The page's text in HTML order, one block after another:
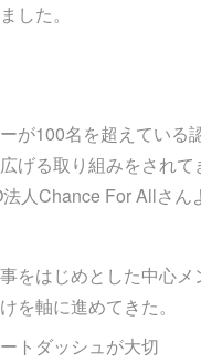
した。
が100名を超えてい
げる取り組みをされ
人Chance For Allさん
をはじめとした中心
を軸に進めてきた。
トダッシュが大切